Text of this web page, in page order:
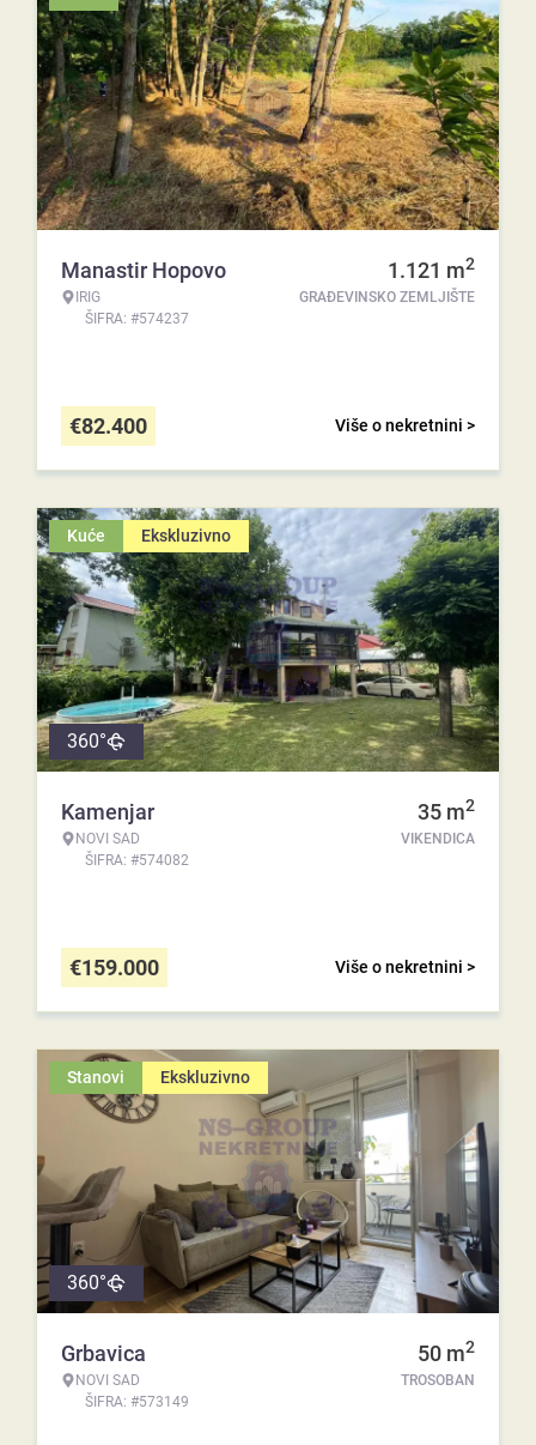
Manastir Hopovo
IRIG
ŠIFRA: #574237
1.121 m2
GRAĐEVINSKO ZEMLJIŠTE
Više o nekretnini >
€82.400
Kuće Ekskluzivno
360°
Kamenjar
NOVI SAD
ŠIFRA: #574082
35 m2
VIKENDICA
Više o nekretnini >
€159.000
Stanovi Ekskluzivno
360°
Grbavica
NOVI SAD
ŠIFRA: #573149
50 m2
TROSOBAN